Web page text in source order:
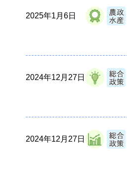
2025年1月6日
2024年12月27日
2024年12月27日